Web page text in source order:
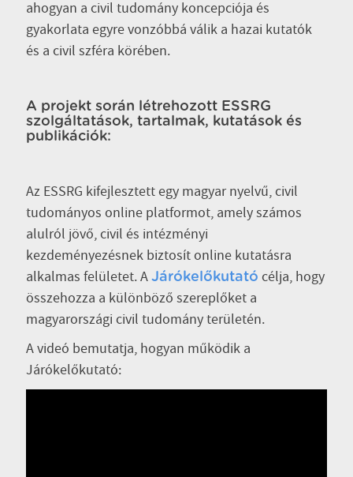
ahogyan a civil tudomány koncepciója és
gyakorlata egyre vonzóbbá válik a hazai kutatók
és a civil szféra körében.
A projekt során létrehozott ESSRG
szolgáltatások, tartalmak, kutatások és
publikációk:
Az ESSRG kifejlesztett egy magyar nyelvű, civil
tudományos online platformot, amely számos
alulról jövő, civil és intézményi
kezdeményezésnek biztosít online kutatásra
alkalmas felületet. A Járókelőkutató célja, hogy
összehozza a különböző szereplőket a
magyarországi civil tudomány területén.
A videó bemutatja, hogyan működik a
Járókelőkutató: